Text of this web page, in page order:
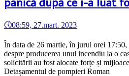
🕔08:59, 27.mart. 2023
În data de 26 martie, în jurul orei
despre producerea unui incendiu la o
solicitării au fost alocate forțe și
Detașamentul de pompieri Roman